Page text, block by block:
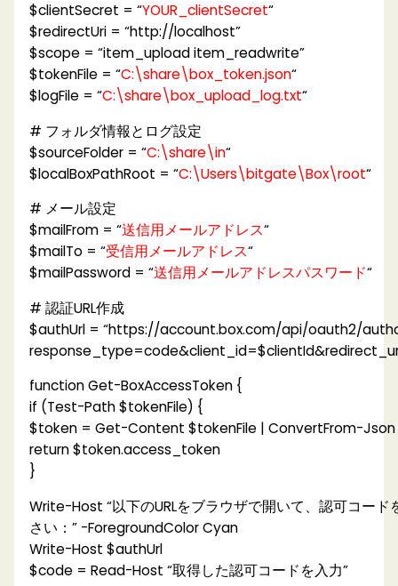
$clientSecret = “YOUR_clientSecret“
$redirectUri = “http://localhost”
$scope = “item_upload item_readwrite”
$tokenFile = “C:\share\box_token.json“
$logFile = “C:\share\box_upload_log.txt“
# フォルダ情報とログ設定
$sourceFolder = “C:\share\in“
$localBoxPathRoot = “C:\Users\bitgate\Box\root“
# メール設定
$mailFrom = “送信用メールアドレス“
$mailTo = “受信用メールアドレス“
$mailPassword = “送信用メールアドレスパスワード“
# 認証URL作成
$authUrl = “https://account.box.com/api/oauth2/
function Get-BoxAccessToken {
if (Test-Path $tokenFile) {
$token = Get-Content $tokenFile | ConvertFrom-Json
return $token.access_token
}
Write-Host “以下のURLをブラウザで開いて、認可コード
さい：” -ForegroundColor Cyan
Write-Host $authUrl
$code = Read-Host “取得した認可コードを入力”